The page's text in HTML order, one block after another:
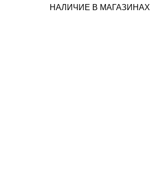
НАЛИЧИЕ В МАГАЗИНАХ